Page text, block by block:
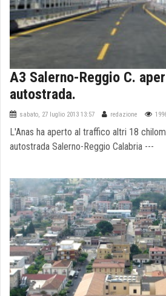
A3 Salerno-Reggio C.
autostrada.
sabato, 27 luglio 2013 13:57 redazione
L'Anas ha aperto al traffico altri 18
autostrada Salerno-Reggio Calabria ---